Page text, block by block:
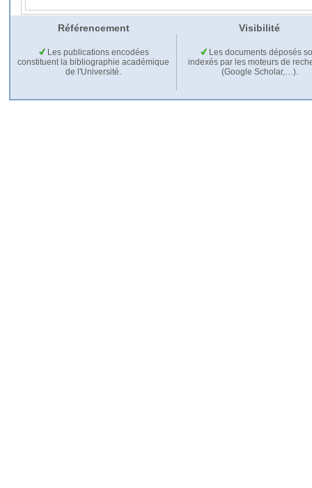
Référencement Visibilité
Les publications encodées
constituent la bibliographie académique
de l'Université.
Les documents déposés
indexés par les moteurs de
(Google Scholar,…).